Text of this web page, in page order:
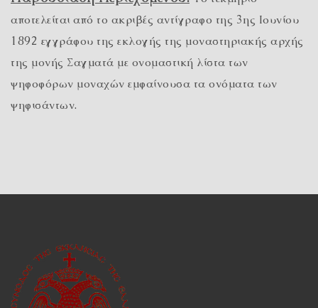
αποτελείται από το ακριβές αντίγραφο της 3ης Ιουνίου
1892 εγγράφου της εκλογής της μοναστηριακής αρχής
της μονής Σαγματά με ονομαστική λίστα των
ψηφοφόρων μοναχών εμφαίνουσα τα ονόματα των
ψηφισάντων.